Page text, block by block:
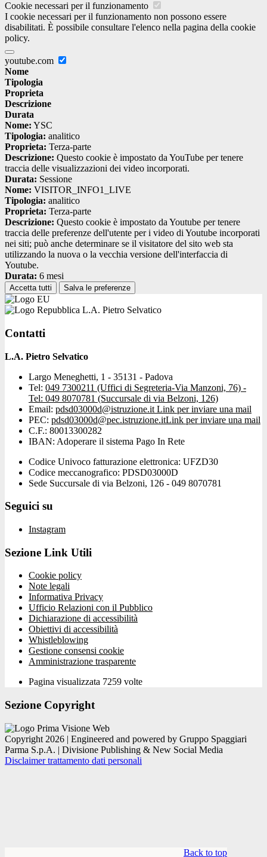
Cookie necessari per il funzionamento
I cookie necessari per il funzionamento non possono essere
disabilitati. È possibile consultare l'elenco nella pagina della cookie
policy.
youtube.com
Nome
Tipologia
Proprieta
Descrizione
Durata
Nome: YSC
Tipologia: analitico
Proprieta: Terza-parte
Descrizione: Questo cookie è impostato da YouTube per tenere
traccia delle visualizzazioni dei video incorporati.
Durata: Sessione
Nome: VISITOR_INFO1_LIVE
Tipologia: analitico
Proprieta: Terza-parte
Descrizione: Questo cookie è impostato da Youtube per tenere
traccia delle preferenze dell'utente per i video di Youtube incorporati
nei siti; può anche determinare se il visitatore del sito web sta
utilizzando la nuova o la vecchia versione dell'interfaccia di
Youtube.
Durata: 6 mesi
Accetta tutti Salva le preferenze
L.A. Pietro Selvatico
Contatti
L.A. Pietro Selvatico
Largo Meneghetti, 1 - 35131 - Padova
Tel: 049 7300211 (Uffici di Segreteria-Via Manzoni, 76) -
Tel: 049 8070781 (Succursale di via Belzoni, 126)
Email: pdsd03000d@istruzione.it Link per inviare una mail
PEC: pdsd03000d@pec.istruzione.itLink per inviare una mail
C.F.: 80013300282
IBAN: Adoperare il sistema Pago In Rete
Codice Univoco fatturazione elettronica: UFZD30
Codice meccanografico: PDSD03000D
Sede Succursale di via Belzoni, 126 - 049 8070781
Seguici su
Instagram
Sezione Link Utili
Cookie policy
Note legali
Informativa Privacy
Ufficio Relazioni con il Pubblico
Dichiarazione di accessibilità
Obiettivi di accessibilità
Whistleblowing
Gestione consensi cookie
Amministrazione trasparente
Pagina visualizzata 7259 volte
Sezione Copyright
Copyright 2026 | Engineered and powered by Gruppo Spaggiari
Parma S.p.A. | Divisione Publishing & New Social Media
Disclaimer trattamento dati personali
Back to top